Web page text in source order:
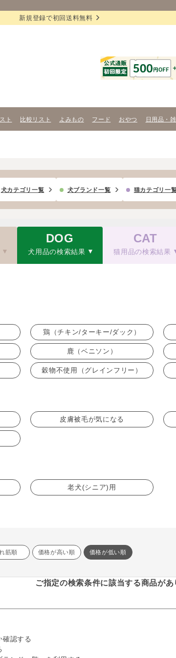
新規登録で初回送料無料
ト 比較リスト よみもの フード おやつ 日用品・
犬カテゴリ一覧 犬ブランド一覧 猫カテゴリ一
DOG
犬用品の検索結果
CAT
猫用品の検索結果
鶏（チキン/ターキー/ダック）
鹿（ベニソン）
穀物不使用（グレインフリー）
皮膚被毛が気になる
老犬(シニア)用
筋順 価格が高い順 価格が低い順
ご指定の検索条件に該当する商品があ
確認する